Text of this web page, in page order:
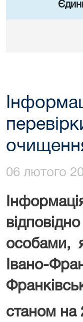
06 лютого
особами,
Івано-
станом на